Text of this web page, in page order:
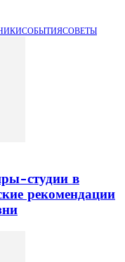
СОБЫТИЯСОВЕТЫ
студии в
рекомендации